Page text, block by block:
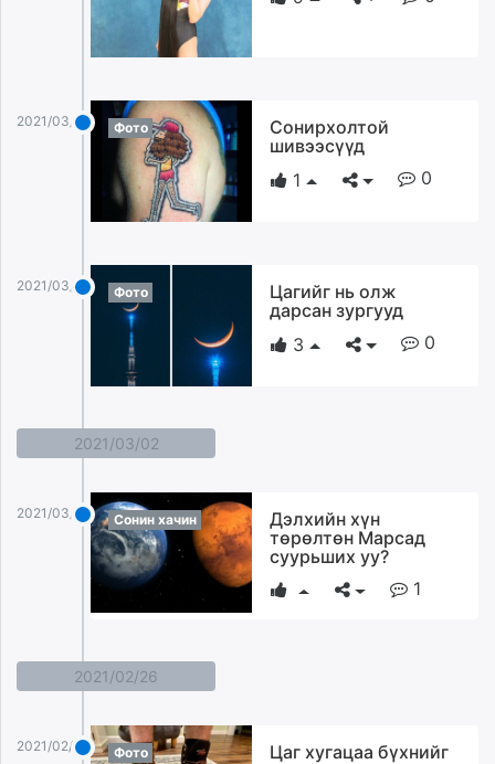
2021/03/19 Фото
Сонирхолтой
шивээсүүд
1
0
2021/03/19 Фото
Цагийг нь олж
дарсан зургууд
3
0
2021/03/02
2021/03/02 Сонин хачин
Дэлхийн хүн
төрөлтөн Марсад
суурьших уу?
1
2021/02/26
2021/02/26 Фото
Цаг хугацаа бүхнийг